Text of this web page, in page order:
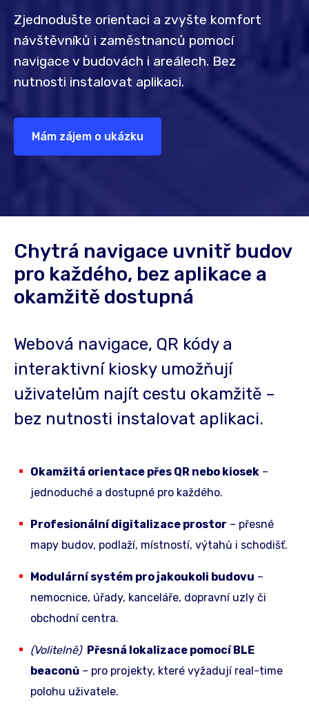
Zjednodušte orientaci a zvyšte komfort
návštěvníků i zaměstnanců pomocí
navigace v budovách i areálech. Bez
nutnosti instalovat aplikaci.
Mám zájem o ukázku
Chytrá navigace uvnitř budov
pro každého, bez aplikace a
okamžitě dostupná
Webová navigace, QR kódy a
interaktivní kiosky umožňují
uživatelům najít cestu okamžitě –
bez nutnosti instalovat aplikaci.
Okamžitá orientace přes QR nebo kiosek –
jednoduché a dostupné pro každého.
Profesionální digitalizace prostor – přesné
mapy budov, podlaží, místností, výtahů i schodišť.
Modulární systém pro jakoukoli budovu –
nemocnice, úřady, kanceláře, dopravní uzly či
obchodní centra.
(Volitelně) Přesná lokalizace pomocí BLE
beaconů – pro projekty, které vyžadují real-time
polohu uživatele.